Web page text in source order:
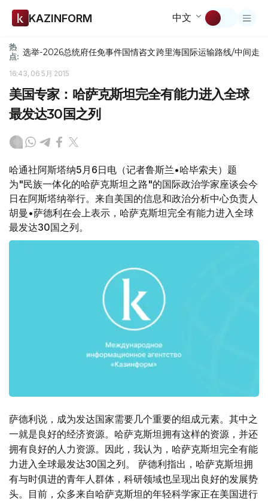
KAZINFORM 中文
热
点: 选举-2026总统府任免事件国情咨文跨里海国际运输路线/中间走廊
16:43, 06 5月 2015
美国专家：哈萨克斯坦完全有能力进入全球
最发达30国之列
哈通社阿斯塔纳5月6日电（记者鲁斯兰•哈毕索夫）题
为"民族一体化的哈萨克斯坦之路"的国际政治学家座谈会今
日在阿斯塔纳举行。来自美国的信息和政治分析中心负责人
胡曼•萨德利在会上表示，哈萨克斯坦完全有能力进入全球
最发达30国之列。
萨德利说，成为发达国家需要几个重要的组成元素。其中之
一就是良好的经济资源。哈萨克斯坦拥有这样的资源，并还
拥有良好的人力资源。因此，我认为，哈萨克斯坦完全有能
力进入全球最发达30国之列。 萨德利指出，哈萨克斯坦拥
有与时俱进的青年人群体，科研领域也呈现出良好的发展势
头。目前，众多来自哈萨克斯坦的年轻科学家正在美国进行